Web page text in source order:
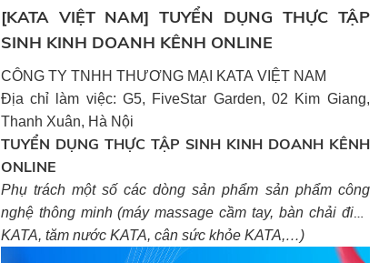
[KATA VIỆT NAM] TUYỂN DỤNG THỰC TẬP
SINH KINH DOANH KÊNH ONLINE
CÔNG TY TNHH THƯƠNG MẠI KATA VIỆT NAM
Địa chỉ làm việc: G5, FiveStar Garden, 02 Kim Giang,
Thanh Xuân, Hà Nội
TUYỂN DỤNG THỰC TẬP SINH KINH DOANH KÊNH
ONLINE
Phụ trách một số các dòng sản phẩm sản phẩm công
nghệ thông minh (máy massage cầm tay, bàn chải điện
KATA, tăm nước KATA, cân sức khỏe KATA,…)